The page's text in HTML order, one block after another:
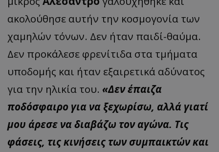
ακολούθησε αυτήν την κοσμογονία των
χαμηλών τόνων. Δεν ήταν παιδί-θαύμα.
Δεν προκάλεσε φρενίτιδα στα τμήματα
υποδομής και ήταν εξαιρετικά αδύνατος
για την ηλικία του. «Δεν έπαιζα
ποδόσφαιρο για να ξεχωρίσω, αλλά γιατί
μου άρεσε να διαβάζω τον αγώνα. Τις
φάσεις, τις κινήσεις των συμπαικτών και